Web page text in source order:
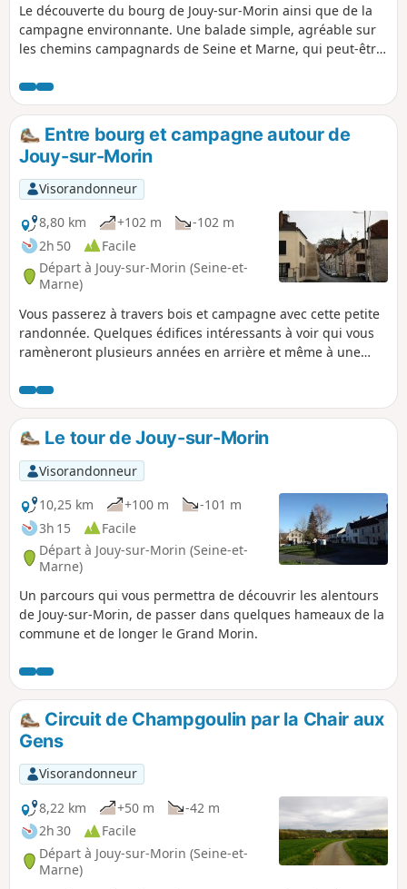
Le découverte du bourg de Jouy-sur-Morin ainsi que de la
campagne environnante. Une balade simple, agréable sur
les chemins campagnards de Seine et Marne, qui peut-être
Entre bourg et campagne autour de
Jouy-sur-Morin
Visorandonneur
8,80 km
+102 m
-102 m
2h 50
Facile
Départ à Jouy-sur-Morin (Seine-et-
Marne)
Vous passerez à travers bois et campagne avec cette petite
randonnée. Quelques édifices intéressants à voir qui vous
ramèneront plusieurs années en arrière et même à une
Le tour de Jouy-sur-Morin
Visorandonneur
10,25 km
+100 m
-101 m
3h 15
Facile
Départ à Jouy-sur-Morin (Seine-et-
Marne)
Un parcours qui vous permettra de découvrir les alentours
de Jouy-sur-Morin, de passer dans quelques hameaux de la
commune et de longer le Grand Morin.
Circuit de Champgoulin par la Chair aux
Gens
Visorandonneur
8,22 km
+50 m
-42 m
2h 30
Facile
Départ à Jouy-sur-Morin (Seine-et-
Marne)